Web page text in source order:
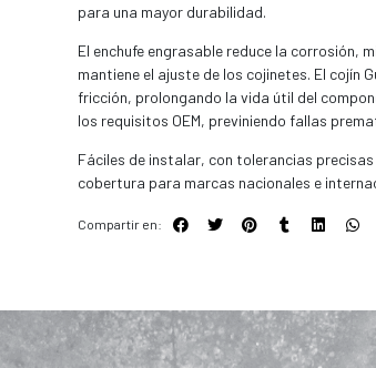
para una mayor durabilidad.
El enchufe engrasable reduce la corrosión,
mantiene el ajuste de los cojinetes. El cojín
fricción, prolongando la vida útil del
los requisitos OEM, previniendo fallas
Fáciles de instalar, con tolerancias
cobertura para marcas nacionales e
Compartir en: